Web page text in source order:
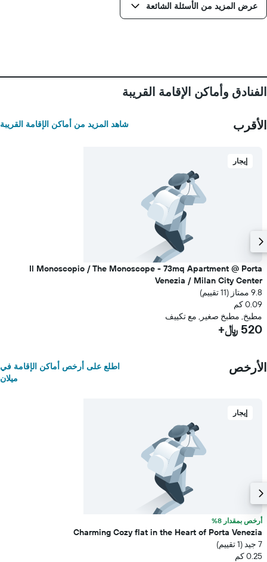
عرض المزيد من الأسئلة الشائعة
الفنادق وأماكن الإقامة القريبة
الأقرب شاهد المزيد من أماكن الإقامة القريبة
إيجار
Il Monoscopio / The Monoscope - 73mq Apartment @ Porta
Venezia / Milan City Center
9.8 ممتاز (11 تقييم)
0.09 كم
مطبخ, مطبخ صغير, مع تكييف
520 ﷼+
الأرخص
اطلع على أرخص أماكن الإقامة في
ميلان
إيجار
أرخص بمقدار 8%
Charming Cozy flat in the Heart of Porta Venezia
7 جيد (1 تقييم)
0.25 كم